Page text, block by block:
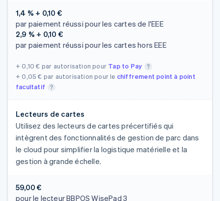
1,4 % + 0,10 €
par paiement réussi pour les cartes de l'EEE
2,9 % + 0,10 €
par paiement réussi pour les cartes hors EEE
+ 0,10 € par autorisation pour Tap to Pay
+ 0,05 € par autorisation pour le chiffrement point à point
facultatif
Lecteurs de cartes
Utilisez des lecteurs de cartes précertifiés qui
intègrent des fonctionnalités de gestion de parc dans
le cloud pour simplifier la logistique matérielle et la
gestion à grande échelle.
59,00 €
pour le lecteur BBPOS WisePad 3